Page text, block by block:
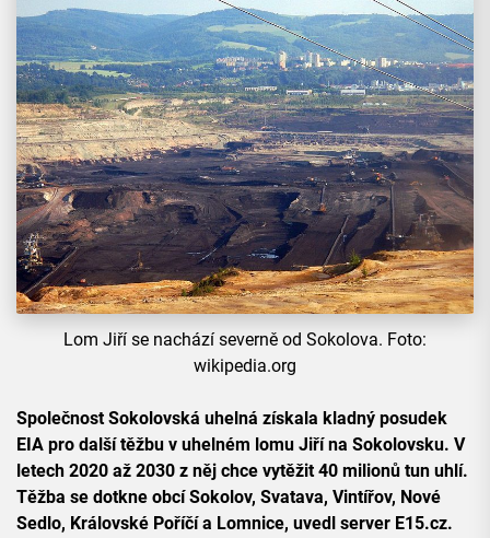
Lom Jiří se nachází severně od Sokolova. Foto:
wikipedia.org
Společnost Sokolovská uhelná získala kladný posudek
EIA pro další těžbu v uhelném lomu Jiří na Sokolovsku. V
letech 2020 až 2030 z něj chce vytěžit 40 milionů tun uhlí.
Těžba se dotkne obcí Sokolov, Svatava, Vintířov, Nové
Sedlo, Královské Poříčí a Lomnice, uvedl server E15.cz.